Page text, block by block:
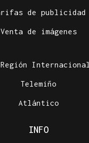
de publicidad
Venta de imágenes
Internacional
Telemiño
Atlántico
INFO